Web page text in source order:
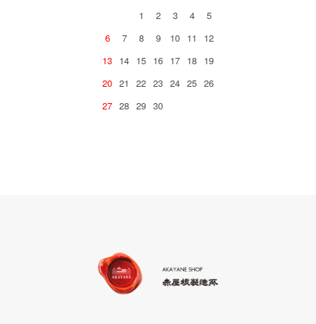
1
2 3 4
5
6
7 8 9 10 11
12
13 14 15 16 17 18 19
20 21 22 23 24 25 26
27 28 29 30